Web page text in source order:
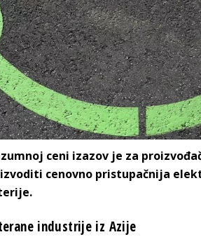
ceni izazov je za
cenovno pristupačnija
industrije iz Azije